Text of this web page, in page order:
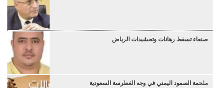
صنعاء تسقط رهانات وتحشيدات الرياض
ملحمة الصمود اليمني في وجه الغطرسة السعودية